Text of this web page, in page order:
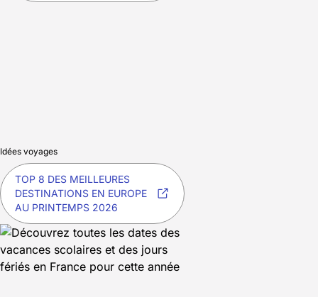
Idées voyages
TOP 8 DES MEILLEURES
DESTINATIONS EN EUROPE
AU PRINTEMPS 2026